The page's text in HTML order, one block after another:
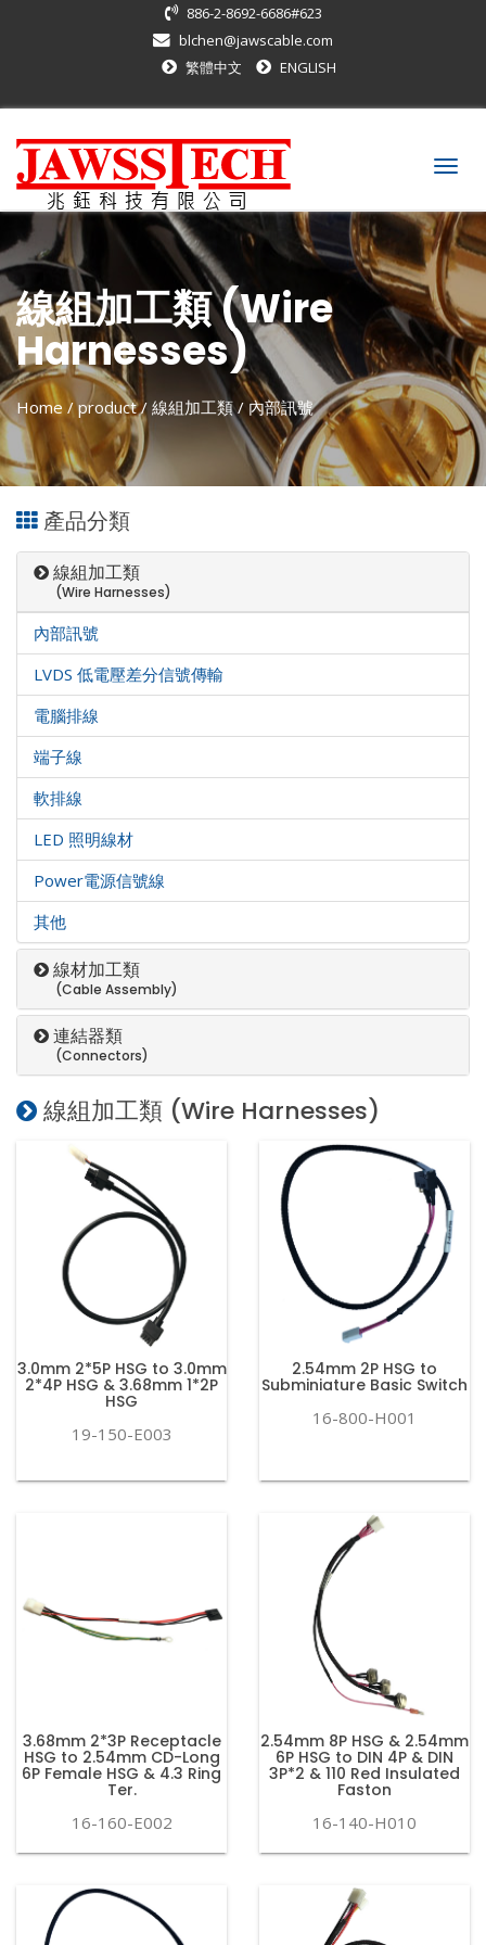
886-2-8692-6686#623
blchen@jawscable.com
繁體中文
ENGLISH
線組加工類 (Wire
Harnesses)
Home / product / 線組加工類/ 內部訊號
產品分類
線組加工類
(Wire Harnesses)
內部訊號
LVDS 低電壓差分信號傳輸
電腦排線
端子線
軟排線
LED 照明線材
Power電源信號線
其他
線材加工類
(Cable Assembly)
連結器類
(Connectors)
線組加工類 (Wire Harnesses)
3.0mm 2*5P HSG to 3.0mm
2*4P HSG & 3.68mm 1*2P
HSG
19-150-E003
2.54mm 2P HSG to
Subminiature Basic Switch
16-800-H001
3.68mm 2*3P Receptacle
HSG to 2.54mm CD-Long
6P Female HSG & 4.3 Ring
Ter.
16-160-E002
2.54mm 8P HSG & 2.54mm
6P HSG to DIN 4P & DIN
3P*2 & 110 Red Insulated
Faston
16-140-H010